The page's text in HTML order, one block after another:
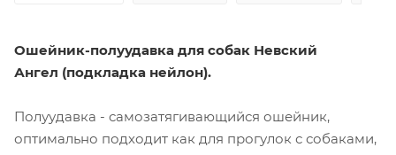
Ошейник-полуудавка для собак Невский
Ангел (подкладка нейлон).
Полуудавка - самозатягивающийся ошейник,
оптимально подходит как для прогулок с собаками,